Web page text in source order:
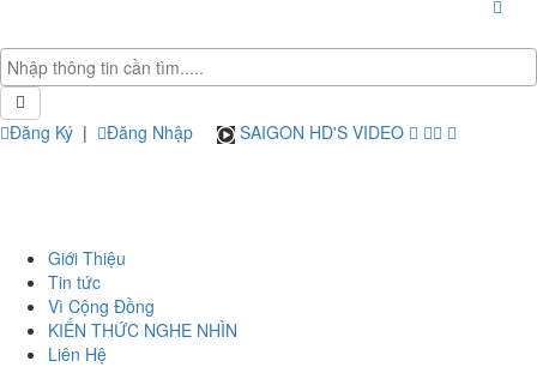
Đăng Ký | Đăng Nhập SAIGON HD'S VIDEO
Giới Thiệu
Tin tức
Vì Cộng Đồng
KIẾN THỨC NGHE NHÌN
Liên Hệ